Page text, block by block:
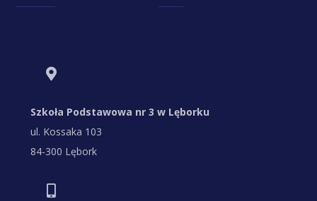
Szkoła Podstawowa nr 3 w Lęborku
ul. Kossaka 103
84-300 Lębork